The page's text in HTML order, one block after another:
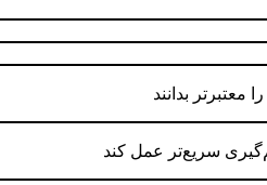
بدانند
سریع‌تر عمل کند